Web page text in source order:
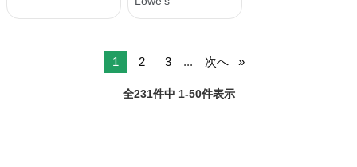
1 2 3 ... 次へ
全231件中 1-50件表示